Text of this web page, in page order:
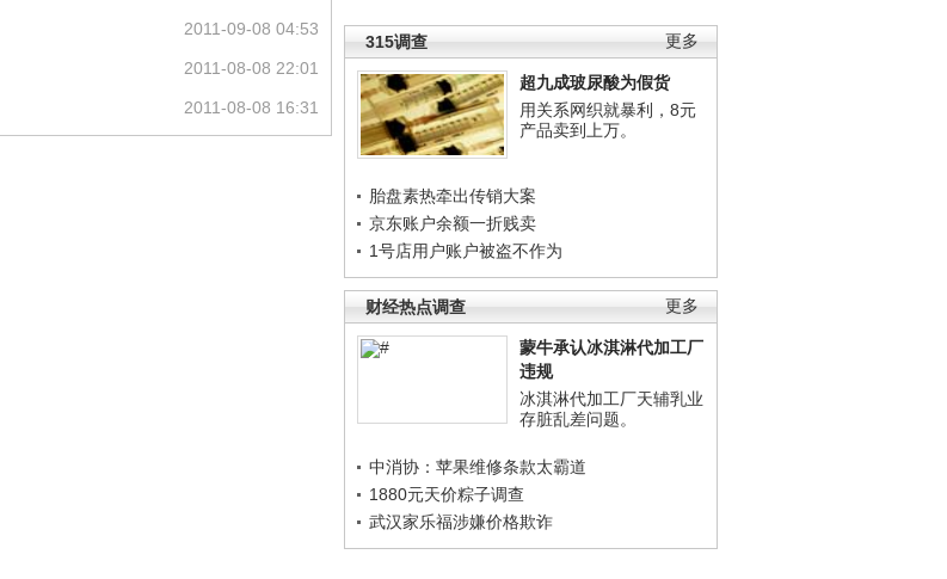
更多
315调查
超九成玻尿酸为假货
用关系网织就暴利，8元
产品卖到上万。
胎盘素热牵出传销大案
京东账户余额一折贱卖
1号店用户账户被盗不作为
更多
财经热点调查
蒙牛承认冰淇淋代加工厂
违规
冰淇淋代加工厂天辅乳业
存脏乱差问题。
中消协：苹果维修条款太霸道
1880元天价粽子调查
武汉家乐福涉嫌价格欺诈
2011-09-08 04:53
2011-08-08 22:01
2011-08-08 16:31